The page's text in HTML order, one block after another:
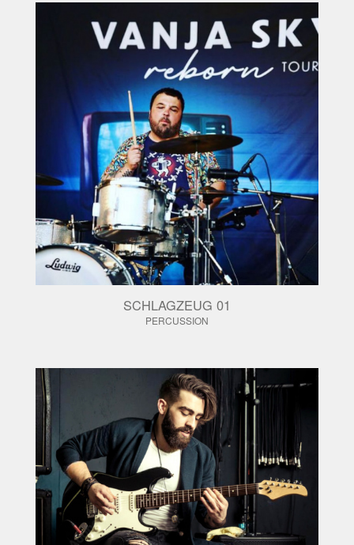
SCHLAGZEUG 01
PERCUSSION